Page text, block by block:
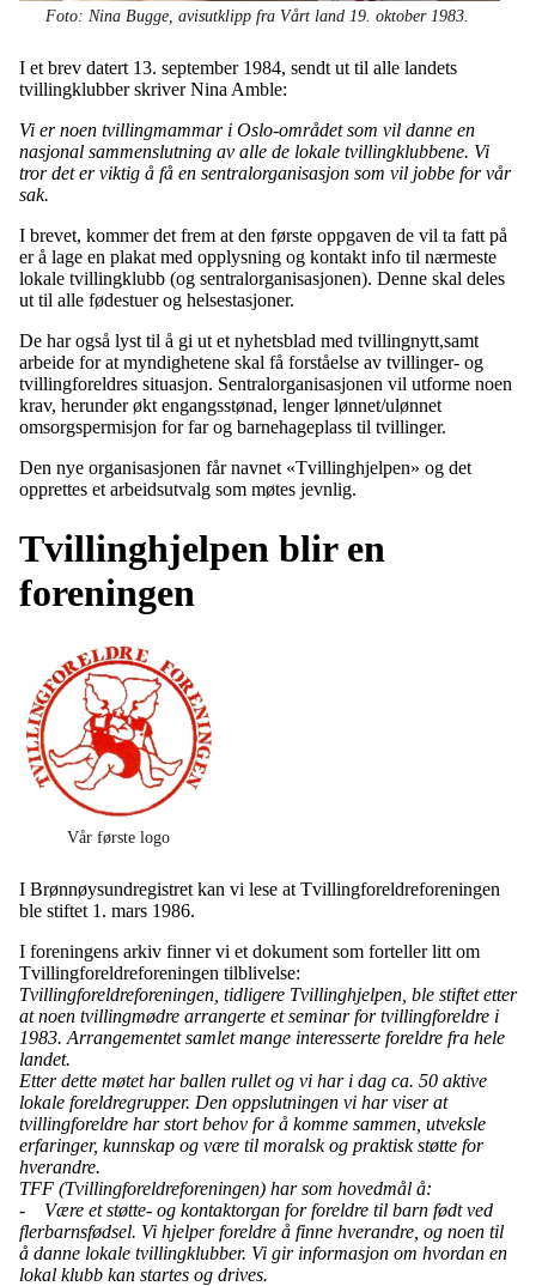
Foto: Nina Bugge, avisutklipp fra Vårt land 19. oktober 1983.
I et brev datert 13. september 1984, sendt ut til alle landets
tvillingklubber skriver Nina Amble:
Vi er noen tvillingmammar i Oslo-området som vil danne en
nasjonal sammenslutning av alle de lokale tvillingklubbene. Vi
tror det er viktig å få en sentralorganisasjon som vil jobbe for vår
sak.
I brevet, kommer det frem at den første oppgaven de vil ta fatt på
er å lage en plakat med opplysning og kontakt info til nærmeste
lokale tvillingklubb (og sentralorganisasjonen). Denne skal deles
ut til alle fødestuer og helsestasjoner.
De har også lyst til å gi ut et nyhetsblad med tvillingnytt,samt
arbeide for at myndighetene skal få forståelse av tvillinger- og
tvillingforeldres situasjon. Sentralorganisasjonen vil utforme noen
krav, herunder økt engangsstønad, lenger lønnet/ulønnet
omsorgspermisjon for far og barnehageplass til tvillinger.
Den nye organisasjonen får navnet «Tvillinghjelpen» og det
opprettes et arbeidsutvalg som møtes jevnlig.
Tvillinghjelpen blir en
foreningen
Vår første logo
I Brønnøysundregistret kan vi lese at Tvillingforeldreforeningen
ble stiftet 1. mars 1986.
I foreningens arkiv finner vi et dokument som forteller litt om
Tvillingforeldreforeningen tilblivelse:
Tvillingforeldreforeningen, tidligere Tvillinghjelpen, ble stiftet etter
at noen tvillingmødre arrangerte et seminar for tvillingforeldre i
1983. Arrangementet samlet mange interesserte foreldre fra hele
landet.
Etter dette møtet har ballen rullet og vi har i dag ca. 50 aktive
lokale foreldregrupper. Den oppslutningen vi har viser at
tvillingforeldre har stort behov for å komme sammen, utveksle
erfaringer, kunnskap og være til moralsk og praktisk støtte for
hverandre.
TFF (Tvillingforeldreforeningen) har som hovedmål å:
- Være et støtte- og kontaktorgan for foreldre til barn født ved
flerbarnsfødsel. Vi hjelper foreldre å finne hverandre, og noen til
å danne lokale tvillingklubber. Vi gir informasjon om hvordan en
lokal klubb kan startes og drives.